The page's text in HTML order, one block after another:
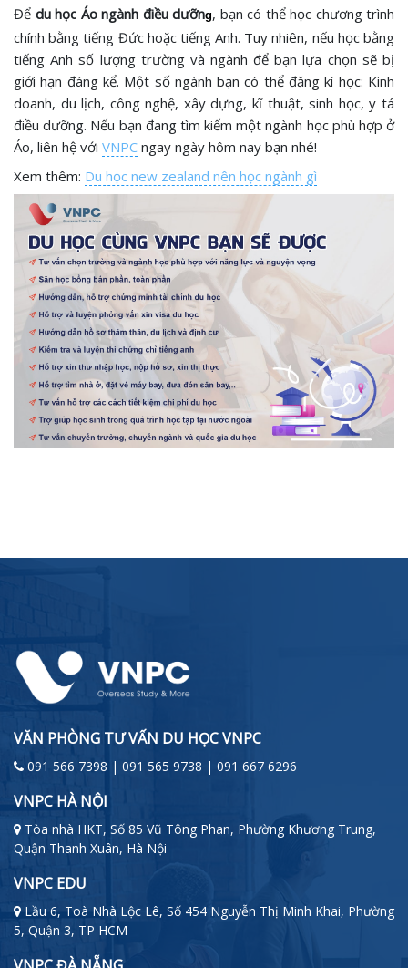
Để du học Áo ngành điều dưỡng, bạn có thể học chương trình
chính bằng tiếng Đức hoặc tiếng Anh. Tuy nhiên, nếu học bằng
tiếng Anh số lượng trường và ngành để bạn lựa chọn sẽ bị
giới hạn đáng kể. Một số ngành bạn có thể đăng kí học: Kinh
doanh, du lịch, công nghệ, xây dựng, kĩ thuật, sinh học, y tá
điều dưỡng. Nếu bạn đang tìm kiếm một ngành học phù hợp ở
Áo, liên hệ với VNPC ngay ngày hôm nay bạn nhé!
Xem thêm: Du học new zealand nên học ngành gì
VĂN PHÒNG TƯ VẤN DU HỌC VNPC
091 566 7398 | 091 565 9738 | 091 667 6296
VNPC HÀ NỘI
Tòa nhà HKT, Số 85 Vũ Tông Phan, Phường Khương Trung,
Quận Thanh Xuân, Hà Nội
VNPC EDU
Lầu 6, Toà Nhà Lộc Lê, Số 454 Nguyễn Thị Minh Khai, Phường
5, Quận 3, TP HCM